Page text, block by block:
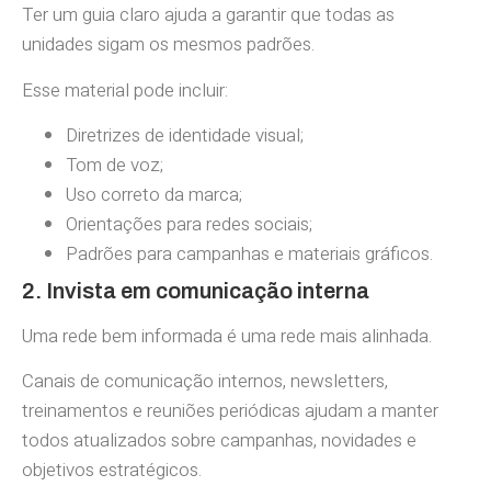
Ter um guia claro ajuda a garantir que todas as
unidades sigam os mesmos padrões.
Esse material pode incluir:
Diretrizes de identidade visual;
Tom de voz;
Uso correto da marca;
Orientações para redes sociais;
Padrões para campanhas e materiais gráficos.
2. Invista em comunicação interna
Uma rede bem informada é uma rede mais alinhada.
Canais de comunicação internos, newsletters,
treinamentos e reuniões periódicas ajudam a manter
todos atualizados sobre campanhas, novidades e
objetivos estratégicos.